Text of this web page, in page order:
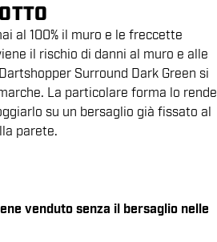
al 100% il muro e le freccette
il rischio di danni al muro e alle
Surround Dark Green si
La particolare forma lo rende
su un bersaglio già fissato al
parete.
venduto senza il bersaglio nelle